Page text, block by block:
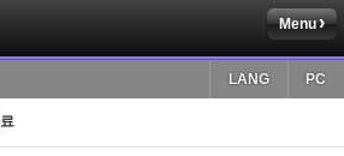
Menu
PC
LANG
스케치북5